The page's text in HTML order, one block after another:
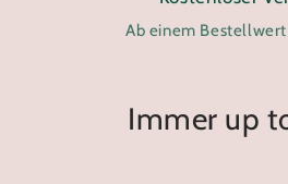
Ab einem
Immer up